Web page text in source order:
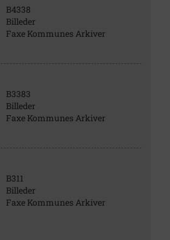
B4338
Billeder
Faxe Kommunes Arkiver
B3383
Billeder
Faxe Kommunes Arkiver
B311
Billeder
Faxe Kommunes Arkiver